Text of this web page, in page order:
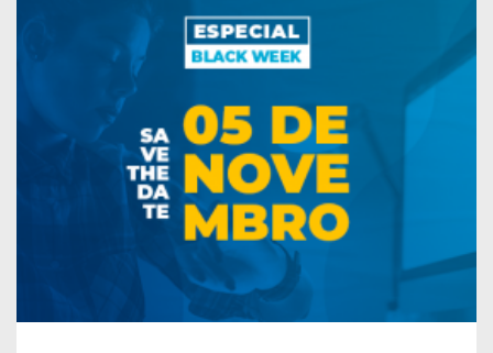
The
Date
Evento
Jornada
Black
Week
Monetizze